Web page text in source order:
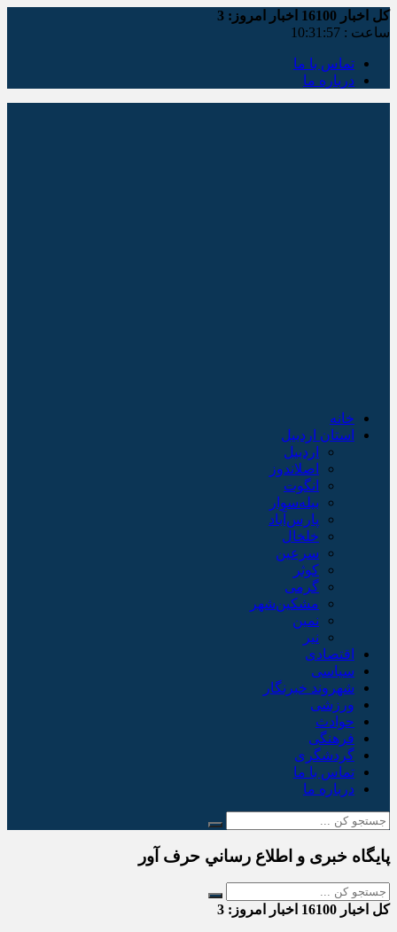
کل اخبار اخبار امروز: 3
ساعت : 10:31:58
تماس با ما
درباره ما
خانه
استان اردبیل
اردبیل
اصلاندوز
انگوت
بیله‌سوار
پارس‌آباد
خلخال
سرعین
کوثر
گرمی
مشکین‌شهر
نمین
نیر
اقتصادی
سیاسی
شهروند خبرنگار
ورزشی
حوادث
فرهنگی
گردشگری
تماس با ما
درباره ما
پایگاه خبری و اطلاع رساني حرف آور
کل اخبار اخبار امروز: 3